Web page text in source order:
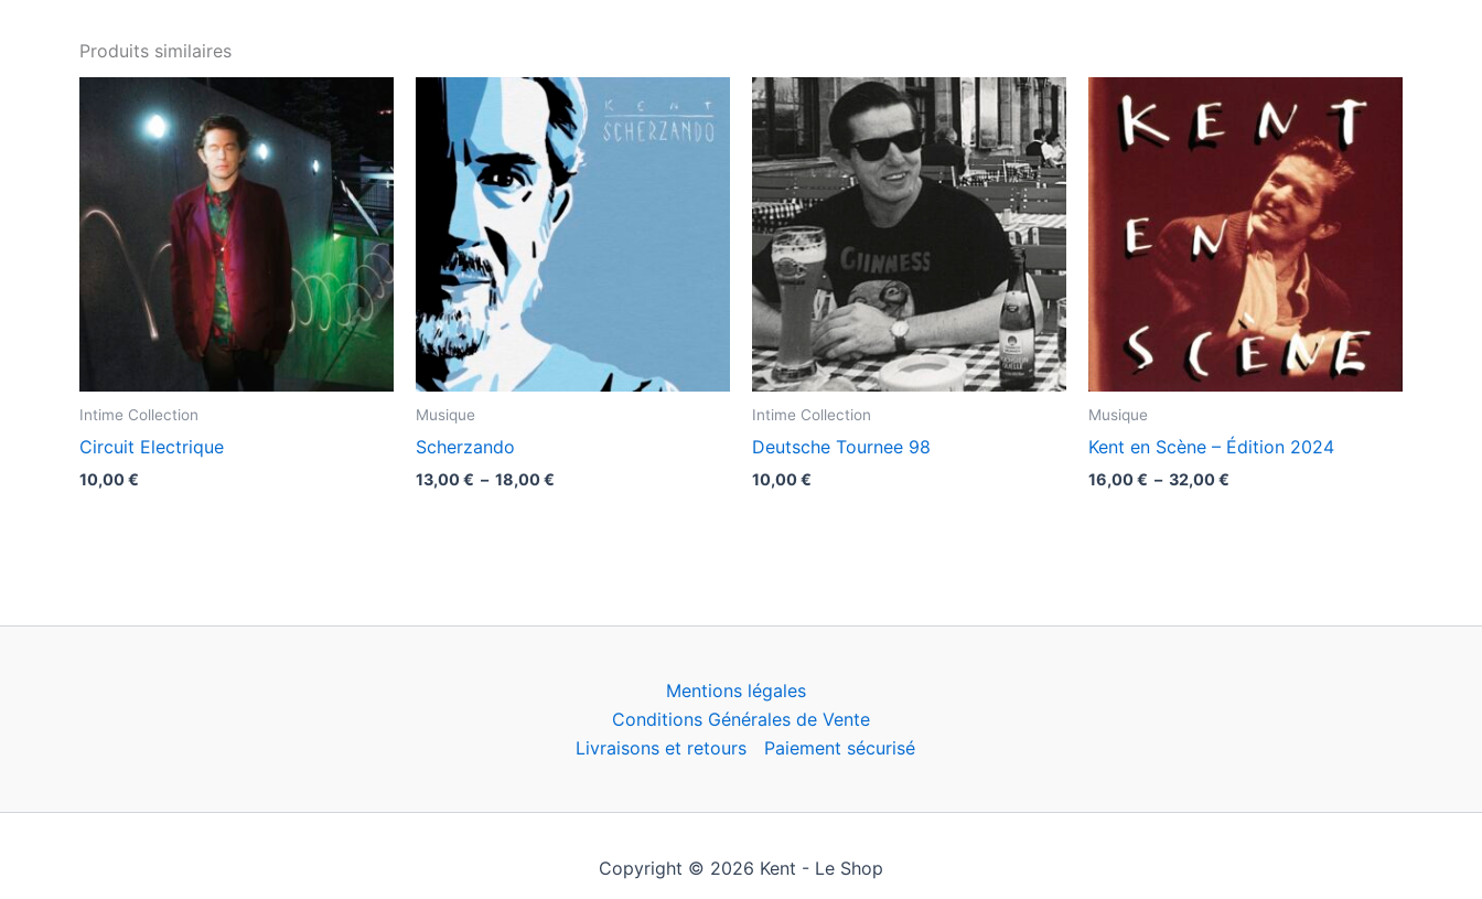
Produits similaires
Intime Collection
Circuit Electrique
10,00€
Musique
Scherzando
13,00€ – 18,00€
Intime Collection
Deutsche Tournee 98
10,00€
Musique
Kent en Scène – Édition 2024
16,00€ – 32,00€
Mentions légales
Conditions Générales de Vente
Livraisons et retours
Paiement sécurisé
Copyright © 2026 Kent - Le Shop